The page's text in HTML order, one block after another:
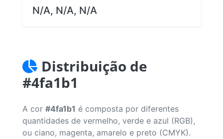
N/A, N/A, N/A
Distribuição de
#4fa1b1
A cor #4fa1b1 é composta por diferentes
quantidades de vermelho, verde e azul (RGB),
ou ciano, magenta, amarelo e preto (CMYK).